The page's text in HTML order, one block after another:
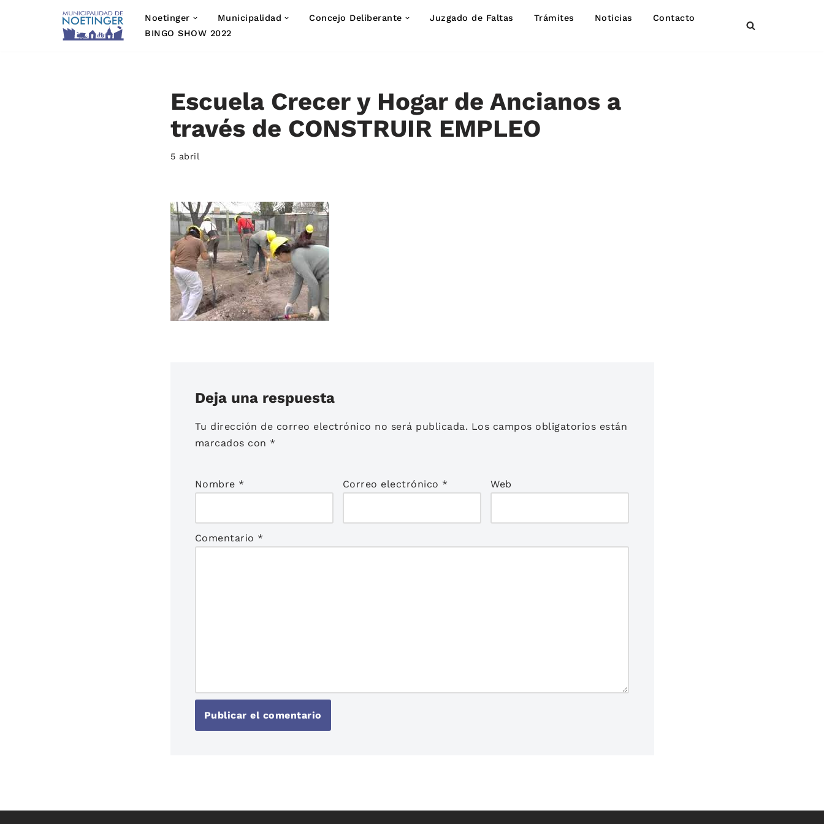
Noetinger Municipalidad Concejo Deliberante Juzgado de Faltas Trámites Noticias
Contacto
BINGO SHOW 2022
Escuela Crecer y Hogar de Ancianos a
través de CONSTRUIR EMPLEO
5 abril
Deja una respuesta
Tu dirección de correo electrónico no será publicada. Los campos obligatorios están
marcados con *
Nombre * Correo electrónico * Web
Comentario *